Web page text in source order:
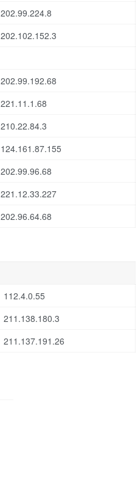
202.99.224.8
202.102.152.3
202.99.192.68
221.11.1.68
210.22.84.3
124.161.87.155
202.99.96.68
221.12.33.227
202.96.64.68
112.4.0.55
211.138.180.3
211.137.191.26